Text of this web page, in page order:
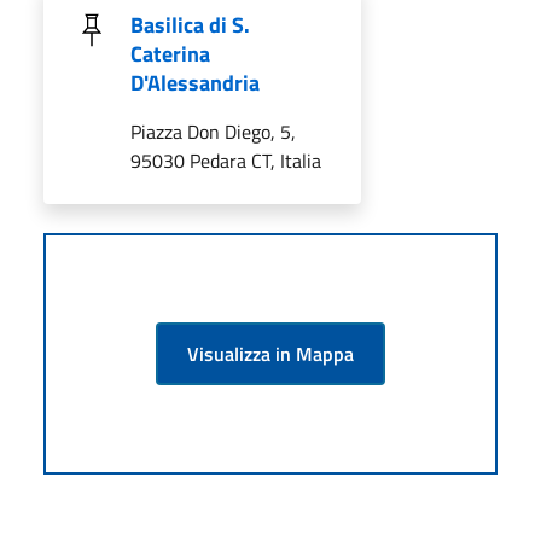
Basilica di S.
Caterina
D'Alessandria
Piazza Don Diego, 5,
95030 Pedara CT, Italia
Visualizza in Mappa